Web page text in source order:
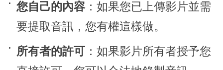
您自己的內容：如果您已上傳影片並需
要提取音訊，您有權這樣做。
所有者的許可：如果影片所有者授予您